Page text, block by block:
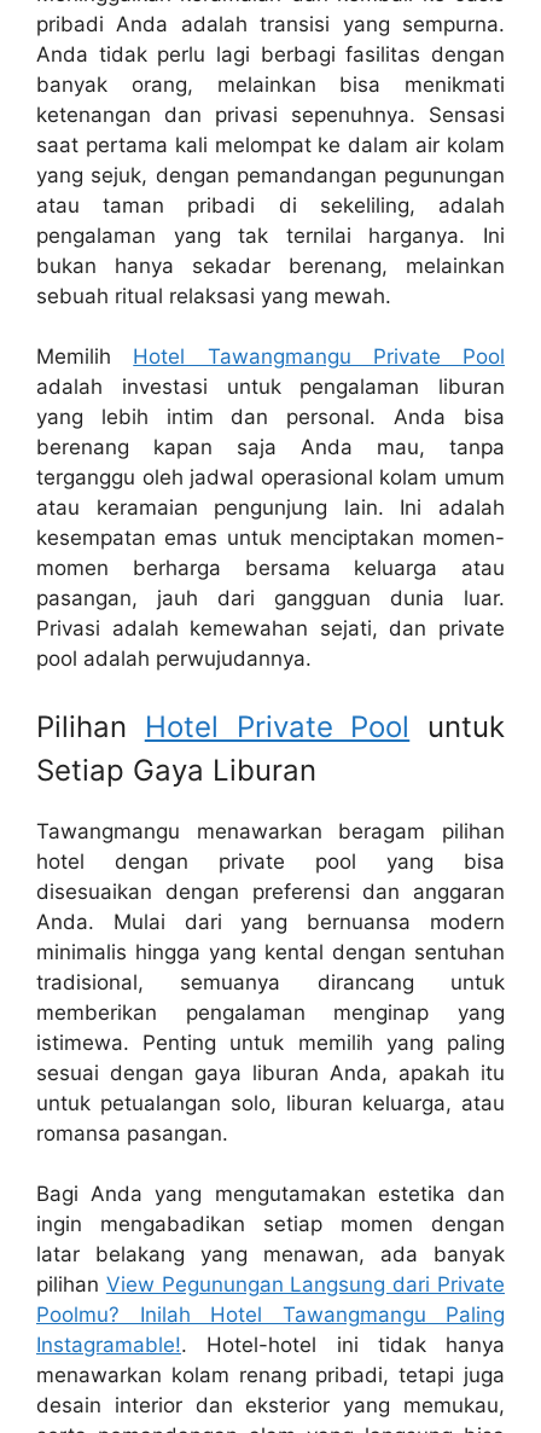
pribadi Anda adalah transisi yang sempurna.
Anda tidak perlu lagi berbagi fasilitas dengan
banyak orang, melainkan bisa menikmati
ketenangan dan privasi sepenuhnya. Sensasi
saat pertama kali melompat ke dalam air kolam
yang sejuk, dengan pemandangan pegunungan
atau taman pribadi di sekeliling, adalah
pengalaman yang tak ternilai harganya. Ini
bukan hanya sekadar berenang, melainkan
sebuah ritual relaksasi yang mewah.
Memilih Hotel Tawangmangu Private Pool
adalah investasi untuk pengalaman liburan
yang lebih intim dan personal. Anda bisa
berenang kapan saja Anda mau, tanpa
terganggu oleh jadwal operasional kolam umum
atau keramaian pengunjung lain. Ini adalah
kesempatan emas untuk menciptakan momen-
momen berharga bersama keluarga atau
pasangan, jauh dari gangguan dunia luar.
Privasi adalah kemewahan sejati, dan private
pool adalah perwujudannya.
Pilihan Hotel Private Pool untuk
Setiap Gaya Liburan
Tawangmangu menawarkan beragam pilihan
hotel dengan private pool yang bisa
disesuaikan dengan preferensi dan anggaran
Anda. Mulai dari yang bernuansa modern
minimalis hingga yang kental dengan sentuhan
tradisional, semuanya dirancang untuk
memberikan pengalaman menginap yang
istimewa. Penting untuk memilih yang paling
sesuai dengan gaya liburan Anda, apakah itu
untuk petualangan solo, liburan keluarga, atau
romansa pasangan.
Bagi Anda yang mengutamakan estetika dan
ingin mengabadikan setiap momen dengan
latar belakang yang menawan, ada banyak
pilihan View Pegunungan Langsung dari Private
Poolmu? Inilah Hotel Tawangmangu Paling
Instagramable!. Hotel-hotel ini tidak hanya
menawarkan kolam renang pribadi, tetapi juga
desain interior dan eksterior yang memukau,